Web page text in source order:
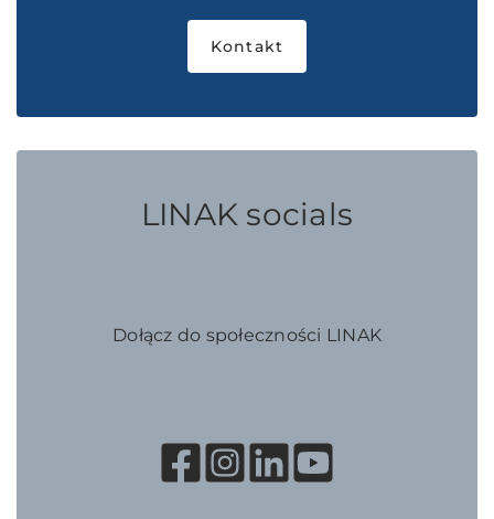
Kontakt
LINAK socials
Dołącz do społeczności LINAK